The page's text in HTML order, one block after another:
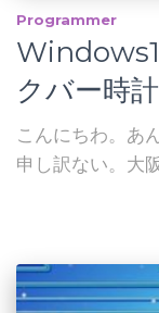
Programmer
クバー時
こんにちわ。あ
申し訳ない。大